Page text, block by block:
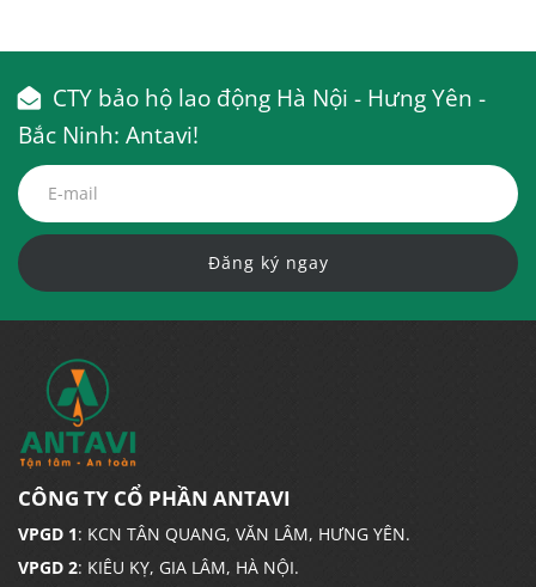
CTY bảo hộ lao động Hà Nội - Hưng Yên -
Bắc Ninh: Antavi!
Đăng ký ngay
CÔNG TY CỔ PHẦN ANTAVI
VPGD 1: KCN TÂN QUANG, VĂN LÂM, HƯNG YÊN.
VPGD 2: KIÊU KỴ, GIA LÂM, HÀ NỘI.